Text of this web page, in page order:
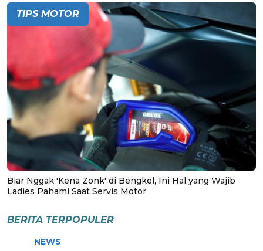
TIPS MOTOR
Biar Nggak 'Kena Zonk' di Bengkel, Ini Hal yang Wajib
Ladies Pahami Saat Servis Motor
BERITA TERPOPULER
NEWS